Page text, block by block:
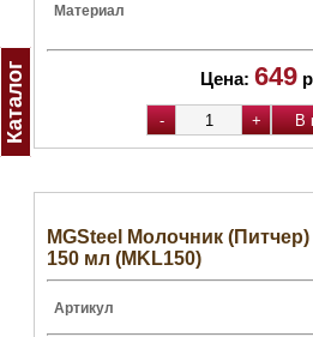
Каталог
Материал
Цена: 649
MGSteel Молочник
150 мл (MKL150)
Артикул